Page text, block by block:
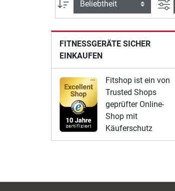
Sortierung
FITNESSGERÄTE SICHER
EINKAUFEN
Fitshop ist ein von
Trusted Shops
geprüfter Online-
Shop mit
Käuferschutz